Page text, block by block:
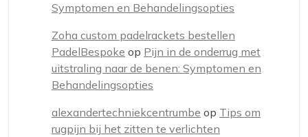
Symptomen en Behandelingsopties
Zoha custom padelrackets bestellen
PadelBespoke op Pijn in de onderrug met
uitstraling naar de benen: Symptomen en
Behandelingsopties
alexandertechniekcentrumbe op Tips om
rugpijn bij het zitten te verlichten